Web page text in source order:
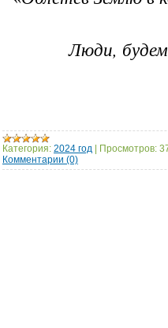
Люди,
Категория: 2024 год Просмотров:
Комментарии (0)